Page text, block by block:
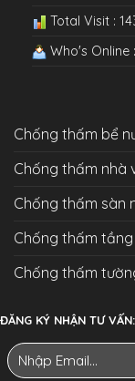
Total Visit :
Who's Online
Chống thấm bể
Chống thấm nhà
Chống thấm sàn
Chống thấm
Chống thấm
ĐĂNG KÝ NHẬN TƯ VẤN: